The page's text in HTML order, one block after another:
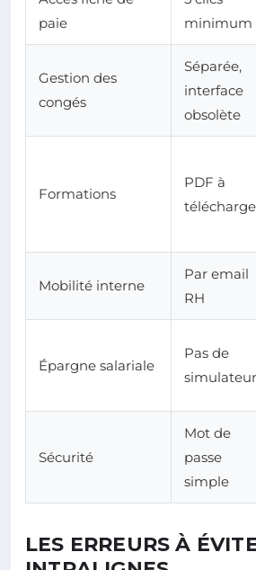
paie
minimum
Gestion des
congés
Séparée,
interface
obsolète
Formations
PDF à
Mobilité interne
Par email
RH
Épargne salariale
Pas de
simulateur
Sécurité
Mot de
passe
simple
LES ERREURS À